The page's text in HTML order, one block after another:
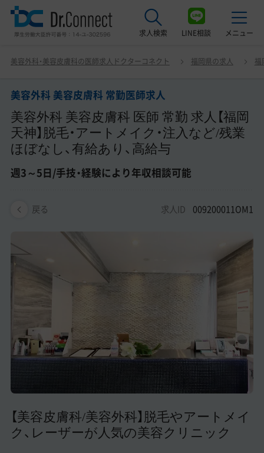
求人検索 LINE相談 メニュー
美容クリニック見学ご希望の方はこちら
サービス紹介
ドクターコネクトの強み
エージェント紹介
常勤求人一覧
非常勤・アルバイト求人一覧
美容医療医師の転職お役立ちコンテンツ
美容クリニック見学・研修情報
美容外科・美容皮膚科の医師転職体験談
美容クリニックインタビュー
美容医療の転職お役立ち記事
よくあるご質問
美容外科・美容皮膚科の医師求人ドクターコネクト 福岡県の求人 福
美容外科 美容皮膚科 常勤医師求人
美容外科 美容皮膚科 医師 常勤 求人【福岡
天神】脱毛・アートメイク・注入など/残業
ほぼなし、有給あり、高給与
週3～5日/手技・経験により年収相談可能
戻る 求人ID 009200011OM1
【美容皮膚科/美容外科】脱毛やアートメイ
ク、レーザーが人気の美容クリニック
美容外科 美容皮膚科 常勤医師求人 美容外科 美容皮膚科
医師 常勤 求人【福岡天神】脱毛・アートメイク・注入など/残
年収相談可能